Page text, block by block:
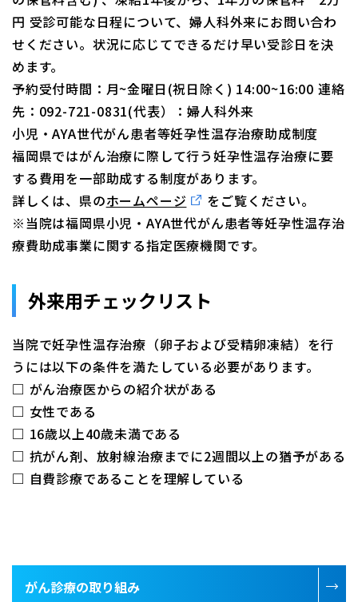
円 受診可能な日程について、婦人科外来にお問い合わ
せください。状況に応じてできるだけ早い受診日を決
めます。
予約受付時間：月~金曜日(祝日除く) 14:00~16:00 連絡
先：092-721-0831(代表）：婦人科外来
小児・AYA世代がん患者等妊孕性温存治療助成制度
福岡県ではがん治療に際して行う妊孕性温存治療に要
する費用を一部助成する制度があります。
詳しくは、県のホームページ
をご覧ください。
※当院は福岡県小児・AYA世代がん患者等妊孕性温存治
療費助成事業に関する指定医療機関です。
外来用チェックリスト
当院で妊孕性温存治療（卵子および受精卵凍結）を行
うには以下の条件を満たしている必要があります。
□ がん治療医からの紹介状がある
□ 女性である
□ 16歳以上40歳未満である
□ 抗がん剤、放射線治療までに2週間以上の猶予がある
□ 自費診療であることを理解している
がん診療の取り組み